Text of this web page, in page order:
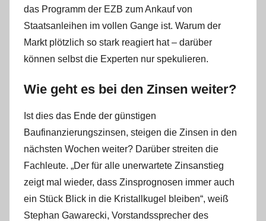
das Programm der EZB zum Ankauf von
Staatsanleihen im vollen Gange ist. Warum der
Markt plötzlich so stark reagiert hat – darüber
können selbst die Experten nur spekulieren.
Wie geht es bei den Zinsen weiter?
Ist dies das Ende der günstigen
Baufinanzierungszinsen, steigen die Zinsen in den
nächsten Wochen weiter? Darüber streiten die
Fachleute. „Der für alle unerwartete Zinsanstieg
zeigt mal wieder, dass Zinsprognosen immer auch
ein Stück Blick in die Kristallkugel bleiben“, weiß
Stephan Gawarecki, Vorstandssprecher des